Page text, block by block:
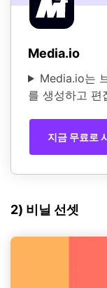
Media.io
Media.io는
를 생성하고 편
지금 무료로
2) 비닐 선셋